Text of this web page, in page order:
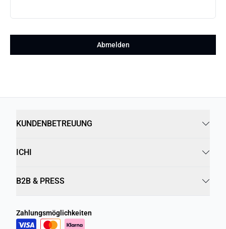
Abmelden
KUNDENBETREUUNG
ICHI
B2B & PRESS
Zahlungsmöglichkeiten